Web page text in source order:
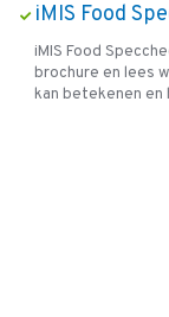
iMIS Food
iMIS Food
brochure en lees
kan betekenen en